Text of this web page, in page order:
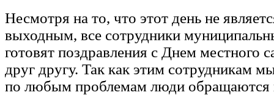
Несмотря на то, что этот день не
выходным, все сотрудники
готовят поздравления с Днем местного
друг другу. Так как этим сотрудникам
по любым проблемам люди обращаются